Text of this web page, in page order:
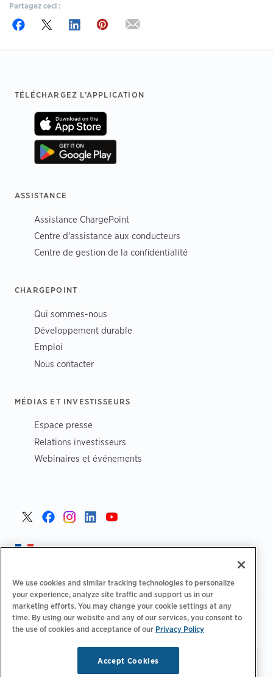
Partagez ceci :
Footer
TÉLÉCHARGEZ L’APPLICATION
ASSISTANCE
Assistance ChargePoint
Centre d'assistance aux conducteurs
Centre de gestion de la confidentialité
CHARGEPOINT
Qui sommes-nous
Développement durable
Emploi
Nous contacter
MÉDIAS ET INVESTISSEURS
Espace presse
Relations investisseurs
Webinaires et événements
France >
Politique de confidentialité Vos choix de confidentialité
| Juridique | Relevé d'accessibilité |
Code de conduite
Restez à jour.Gérer les
© 2026 ChargePoint, Inc.
We use cookies and similar tracking technologies to personalize
your experience, analyze site traffic and support us in our
marketing efforts. You may change your cookie settings at any
time. By using our website and any of our services, you consent to
the use of cookies and acceptance of our Privacy Policy
Accept Cookies